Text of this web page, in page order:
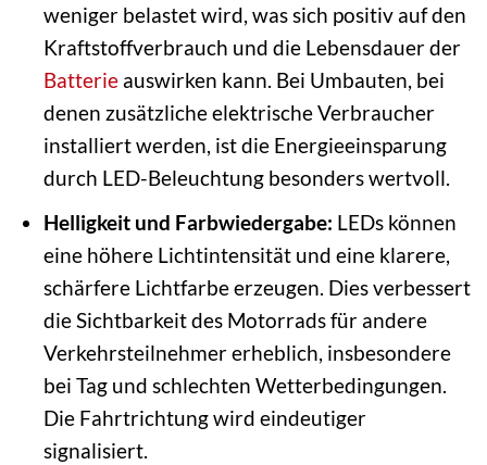
weniger belastet wird, was sich positiv auf den
Kraftstoffverbrauch und die Lebensdauer der
Batterieauswirken kann. Bei Umbauten, bei
denen zusätzliche elektrische Verbraucher
installiert werden, ist die Energieeinsparung
durch LED-Beleuchtung besonders wertvoll.
Helligkeit und Farbwiedergabe: LEDs können
eine höhere Lichtintensität und eine klarere,
schärfere Lichtfarbe erzeugen. Dies verbessert
die Sichtbarkeit des Motorrads für andere
Verkehrsteilnehmer erheblich, insbesondere
bei Tag und schlechten Wetterbedingungen.
Die Fahrtrichtung wird eindeutiger
signalisiert.